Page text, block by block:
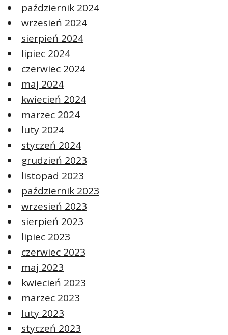
październik 2024
wrzesień 2024
sierpień 2024
lipiec 2024
czerwiec 2024
maj 2024
kwiecień 2024
marzec 2024
luty 2024
styczeń 2024
grudzień 2023
listopad 2023
październik 2023
wrzesień 2023
sierpień 2023
lipiec 2023
czerwiec 2023
maj 2023
kwiecień 2023
marzec 2023
luty 2023
styczeń 2023